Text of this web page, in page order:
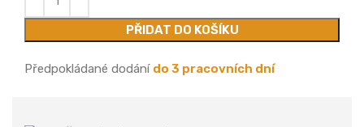
PŘIDAT DO KOŠÍKU
Předpokládané dodání do 3 pracovních dní